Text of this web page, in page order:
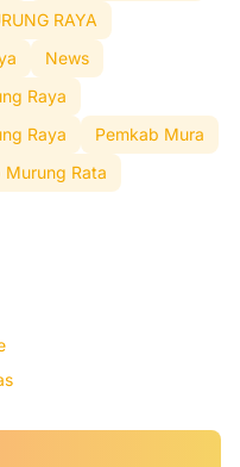
RAYA
News
Raya
Raya
Pemkab Mura
Murung Rata